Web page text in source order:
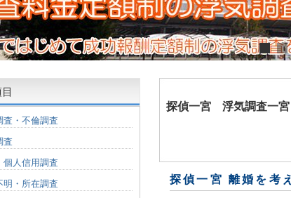
探偵一宮 浮気調査一
探偵一宮 離婚を考
査・不倫調査
査
個人信用調査
明・所在調査